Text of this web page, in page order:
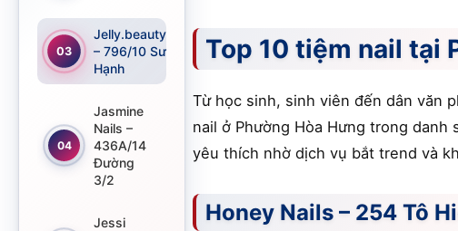
03
Jelly.beautyroom
– 796/10 Sư Vạn
Hạnh
04
Jasmine
Nails –
436A/14
Đường
3/2
Jessi
Top 10 tiệm nail tại
Từ học sinh, sinh viên đến dân văn
nail ở Phường Hòa Hưng trong danh
yêu thích nhờ dịch vụ bắt trend và
Honey Nails – 254 Tô